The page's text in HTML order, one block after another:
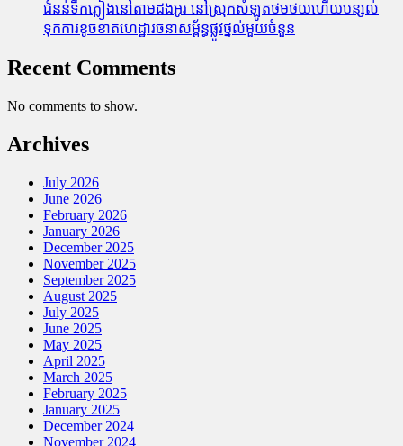
ជំនន់​ទឹកភ្លៀង​នៅ​តាម​ដងអូរ​ នៅ​ស្រុក​សំឡូត​ថមថយ​ហើយ​បន្សល់​
ទុក​ការ​ខូចខាត​ហេដ្ឋារចនាសម្ព័ន្ធ​ផ្លូវថ្នល់​មួយ​ចំនួន
Recent Comments
No comments to show.
Archives
July 2026
June 2026
February 2026
January 2026
December 2025
November 2025
September 2025
August 2025
July 2025
June 2025
May 2025
April 2025
March 2025
February 2025
January 2025
December 2024
November 2024